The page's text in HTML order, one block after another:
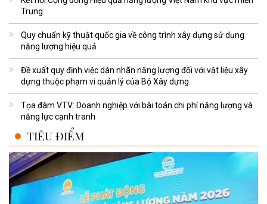
Trung
Quy chuẩn kỹ thuật quốc gia về công trình xây dựng sử dụng
năng lượng hiệu quả
Đề xuất quy định việc dán nhãn năng lượng đối với vật liệu xây
dựng thuộc phạm vi quản lý của Bộ Xây dựng
Tọa đàm VTV: Doanh nghiệp với bài toán chi phí năng lượng và
năng lực cạnh tranh
TIÊU ĐIỂM